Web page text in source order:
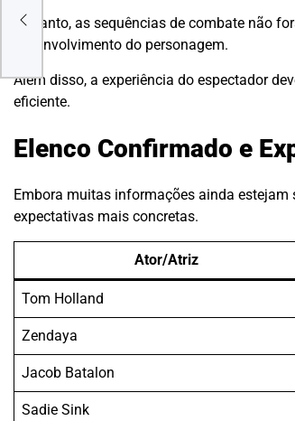
Portanto, as sequências de combate não
desenvolvimento do personagem.
Além disso, a experiência do espectador
eficiente.
Elenco Confirmado e
Embora muitas informações ainda
expectativas mais concretas.
Ator/Atriz
Tom Holland
Zendaya
Jacob Batalon
Sadie Sink